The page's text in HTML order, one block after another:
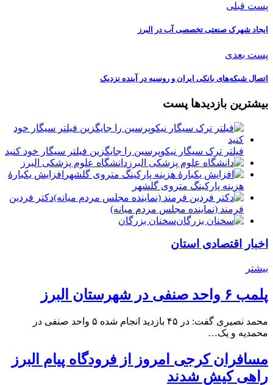
پست قبلی
ایجاد شهرک صنعتی تخصصی آب در البرز
پست بعدی
اتصال شبکه‌های بانکی ایران و روسیه در آینده نزدیک
بیشترین بازدیدها پست
فیلتر ترک سیگار نیکوپرسین را جایگزین فیلتر سیگار خود کنید
دانشگاه علوم پزشکی البرز
افزایش یکبارۀ
هزینه پارکینگ متروی گلشهر
دكتر فردين
فرمند (نماينده مجلس مردم میانه)
سخنان بزرگان
اخبار اقتصادی استان
بیشتر
پلمب ۶ واحد صنفی در شهرستان البرز
محمد نصیری گفت: در ۴۵ بازدید انجام شده ۵ واحد صنفی در
محمدیه و یک…
مسافران کرجی امروز از فرودگاه پیام البرز
راهی کیش شدند